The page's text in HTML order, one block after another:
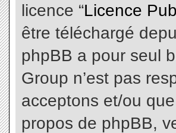
licence “Licence
être téléchargé
phpBB a pour seul
Group n’est pas
acceptons et/ou
propos de phpBB,